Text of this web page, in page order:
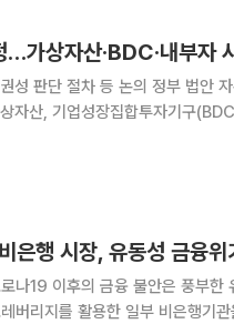
가상자산·BDC·내부자
판단 절차 등 논의 정부 법안 자본
자산, 기업성장집합투자기구
나19 이후의 금융 불안은 풍부한
버리지를 활용한 일부 비은행기